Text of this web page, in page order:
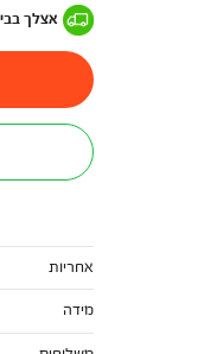
אצלך
אחריות
מידה